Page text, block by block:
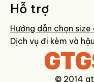
Hỗ trợ
Hướng dẫn chọn size
Dịch vụ đi kèm và
© 2014